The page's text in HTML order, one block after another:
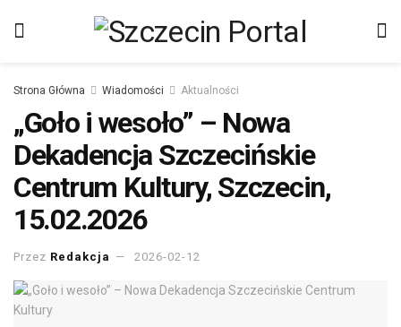
Strona Główna Wiadomości Aktualności
„Goło i wesoło” – Nowa
Dekadencja Szczecińskie
Centrum Kultury, Szczecin,
15.02.2026
Przez Redakcja 2026-02-12